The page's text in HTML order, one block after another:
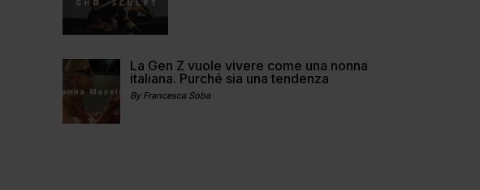
La Gen Z vuole vivere come una nonna
italiana. Purché sia una tendenza
By Francesca Soba